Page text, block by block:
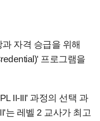
자격 승급을 위해
프로그램을
II-III' 과정의 선택 과
는 레벨 2 교사가 최고